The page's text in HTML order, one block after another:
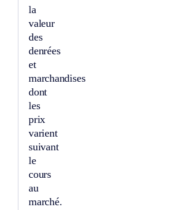
la
valeur
des
denrées
et
marchandises
dont
les
prix
varient
suivant
le
cours
au
marché.